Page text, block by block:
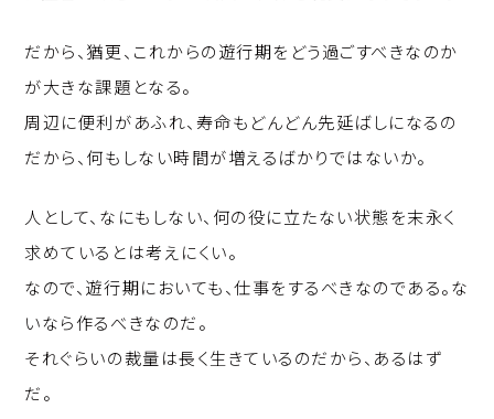
だから、猶更、これからの遊行期をどう過ごすべきなのか
が大きな課題となる。
周辺に便利があふれ、寿命もどんどん先延ばしになるの
だから、何もしない時間が増えるばかりではないか。
人として、なにもしない、何の役に立たない状態を末永く
求めているとは考えにくい。
なので、遊行期においても、仕事をするべきなのである。な
いなら作るべきなのだ。
それぐらいの裁量は長く生きているのだから、あるはず
だ。